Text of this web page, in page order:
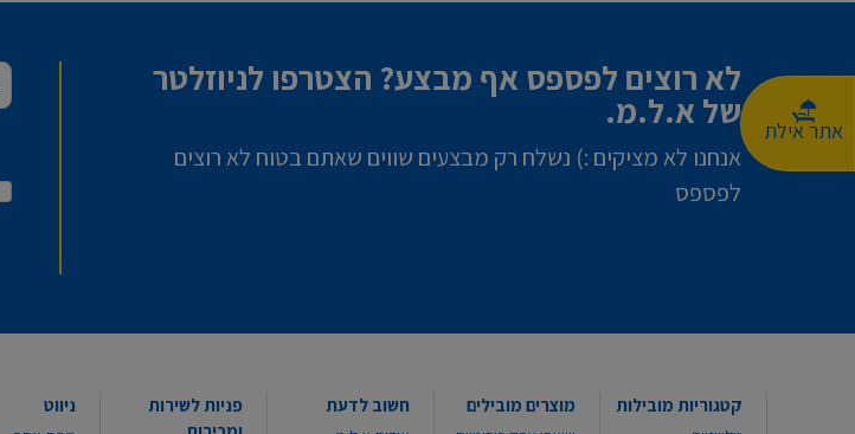
אתר אילת
לא רוצים לפספס אף מבצע? הצטרפו לניוזלטר
של א.ל.מ.
אנחנו לא מציקים :) נשלח רק מבצעים שווים שאתם בטוח לא רוצים
לפספס
קטגוריות מובילות מוצרים מובילים חשוב לדעת
פניות לשירות
ניווט